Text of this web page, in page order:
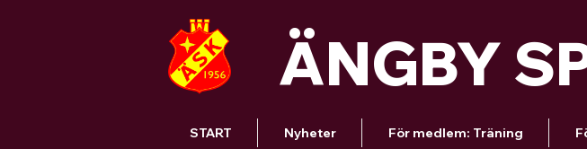
ÄNGBY
START Nyheter För medlem: Träning